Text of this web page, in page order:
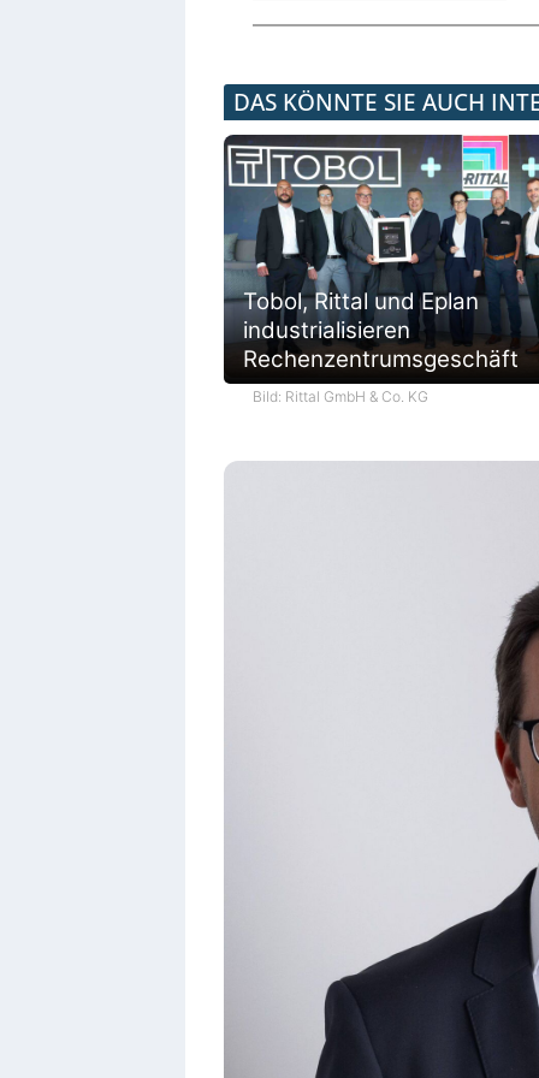
DAS KÖNNTE SIE AUCH
Tobol, Rittal und Eplan
industrialisieren
Rechenzentrumsgeschäft
Bild: Rittal GmbH & Co. KG